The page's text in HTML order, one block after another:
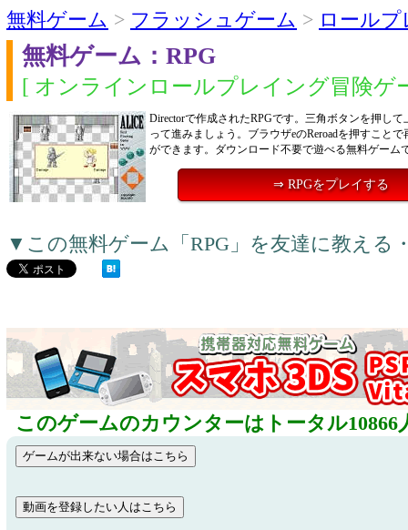
無料ゲーム > フラッシュゲーム > ロール
無料ゲーム：RPG
[ オンラインロールプレイング冒険ゲ
Directorで作成されたRPGです。三角ボタンを押し
って進みましょう。ブラウザeのReroadを押すこと
ができます。ダウンロード不要で遊べる無料ゲーム
⇒ RPGをプレイする
▼この無料ゲーム「RPG」を友達に教える
このゲームのカウンターはトータル10866